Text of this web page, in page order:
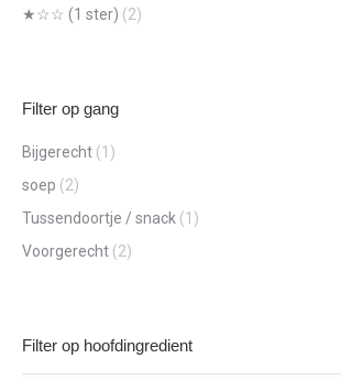
★☆☆ (1 ster) (2)
Filter op gang
Bijgerecht (1)
soep (2)
Tussendoortje / snack (1)
Voorgerecht (2)
Filter op hoofdingredient